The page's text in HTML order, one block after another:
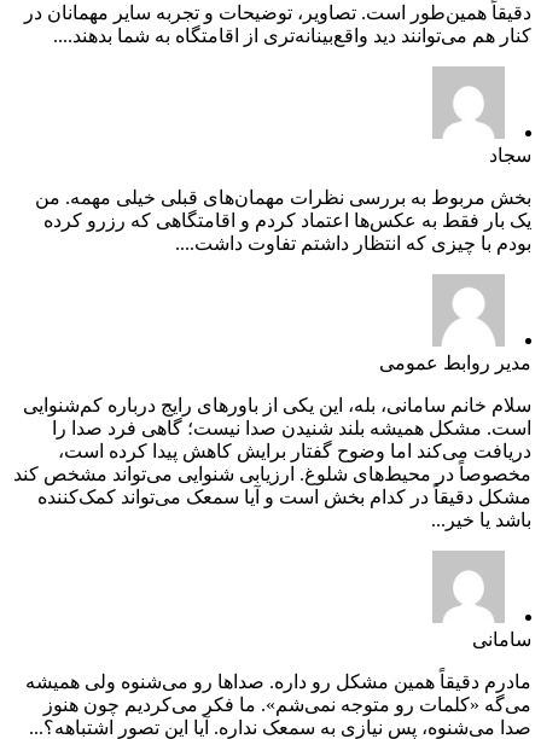
دقیقاً همین‌طور است. تصاویر، توضیحات و تجربه سایر مهمانان در
کنار هم می‌توانند دید واقع‌بینانه‌تری از اقامتگاه به شما بدهند....
سجاد
بخش مربوط به بررسی نظرات مهمان‌های قبلی خیلی مهمه. من
یک بار فقط به عکس‌ها اعتماد کردم و اقامتگاهی که رزرو کرده
بودم با چیزی که انتظار داشتم تفاوت داشت....
مدیر روابط عمومی
سلام خانم سامانی، بله، این یکی از باورهای رایج درباره کم‌شنوایی
است. مشکل همیشه بلند شنیدن صدا نیست؛ گاهی فرد صدا را
دریافت می‌کند اما وضوح گفتار برایش کاهش پیدا کرده است،
مخصوصاً در محیط‌های شلوغ. ارزیابی شنوایی می‌تواند مشخص کند
مشکل دقیقاً در کدام بخش است و آیا سمعک می‌تواند کمک‌کننده
باشد یا خیر...
سامانی
مادرم دقیقاً همین مشکل رو داره. صداها رو می‌شنوه ولی همیشه
می‌گه «کلمات رو متوجه نمی‌شم». ما فکر می‌کردیم چون هنوز
صدا می‌شنوه، پس نیازی به سمعک نداره. آیا این تصور اشتباهه؟...